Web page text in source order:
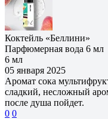
Коктейль «Беллини»
Парфюмерная вода 6 мл
6 мл
05 января 2025
Аромат сока
сладкий, несложный
после душа пойдет.
0 0